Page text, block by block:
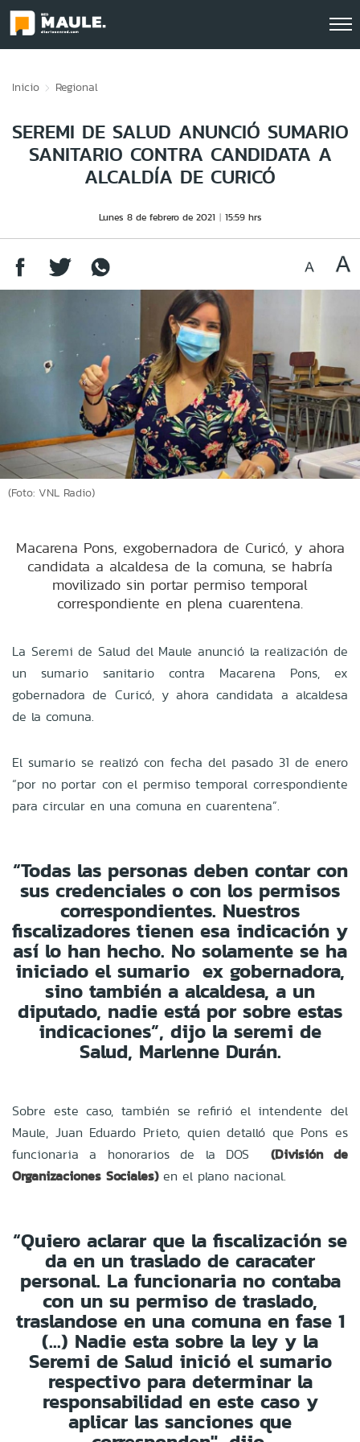
Inicio Regional
SEREMI DE SALUD ANUNCIÓ SUMARIO
SANITARIO CONTRA CANDIDATA A
ALCALDÍA DE CURICÓ
Lunes 8 de febrero de 2021 15:59 hrs
(Foto: VNL Radio)
Macarena Pons, exgobernadora de Curicó, y ahora
candidata a alcaldesa de la comuna, se habría
movilizado sin portar permiso temporal
correspondiente en plena cuarentena.
La Seremi de Salud del Maule anunció la realización de
un sumario sanitario contra Macarena Pons, ex
gobernadora de Curicó, y ahora candidata a alcaldesa
de la comuna.
El sumario se realizó con fecha del pasado 31 de enero
“por no portar con el permiso temporal correspondiente
para circular en una comuna en cuarentena”.
“Todas las personas deben contar con
sus credenciales o con los permisos
correspondientes. Nuestros
fiscalizadores tienen esa indicación y
así lo han hecho. No solamente se ha
iniciado el sumario ex gobernadora,
sino también a alcaldesa, a un
diputado, nadie está por sobre estas
indicaciones”, dijo la seremi de
Salud, Marlenne Durán.
Sobre este caso, también se refirió el intendente del
Maule, Juan Eduardo Prieto, quien detalló que Pons es
funcionaria a honorarios de la DOS
(División de
Organizaciones Sociales) en el plano nacional.
“Quiero aclarar que la fiscalización se
da en un traslado de caracater
personal. La funcionaria no contaba
con un su permiso de traslado,
traslandose en una comuna en fase 1
(...) Nadie esta sobre la ley y la
Seremi de Salud inició el sumario
respectivo para determinar la
responsabilidad en este caso y
aplicar las sanciones que